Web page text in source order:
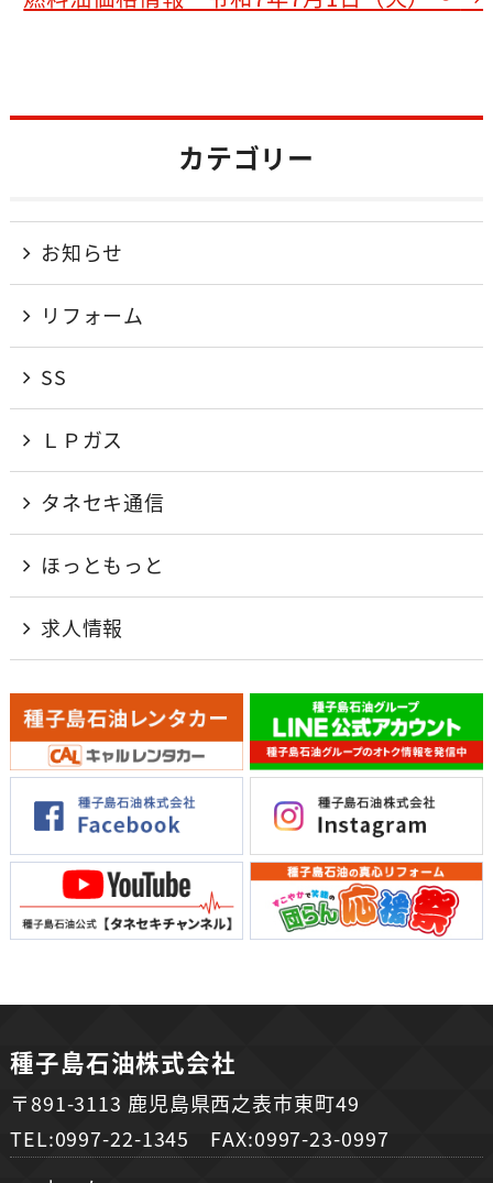
k
カテゴリー
お知らせ
リフォーム
SS
ＬＰガス
タネセキ通信
ほっともっと
求人情報
種子島石油株式会社
〒891-3113 鹿児島県西之表市東町49
TEL:0997-22-1345 FAX:0997-23-0997